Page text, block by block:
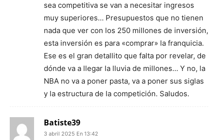
sea competitiva se van a necesitar ingresos
muy superiores… Presupuestos que no tienen
nada que ver con los 250 millones de inversión,
esta inversión es para «comprar» la franquicia.
Ese es el gran detallito que falta por revelar, de
dónde va a llegar la lluvia de millones… Y no, la
NBA no va a poner pasta, va a poner sus siglas
y la estructura de la competición. Saludos.
Batiste39
3 abril 2025 En 13:42